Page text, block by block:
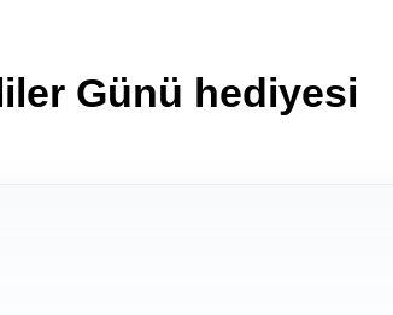
Günü hediyesi